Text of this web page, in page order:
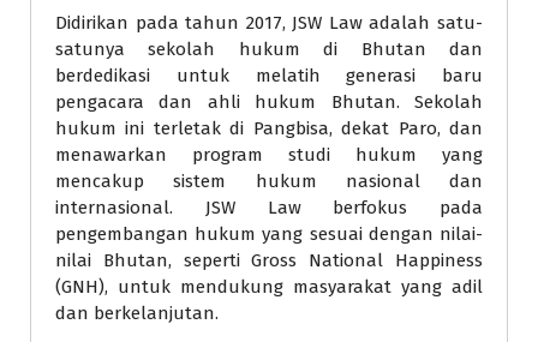
Didirikan pada tahun 2017, JSW Law adalah satu-
satunya sekolah hukum di Bhutan dan
berdedikasi untuk melatih generasi baru
pengacara dan ahli hukum Bhutan. Sekolah
hukum ini terletak di Pangbisa, dekat Paro, dan
menawarkan program studi hukum yang
mencakup sistem hukum nasional dan
internasional. JSW Law berfokus pada
pengembangan hukum yang sesuai dengan nilai-
nilai Bhutan, seperti Gross National Happiness
(GNH), untuk mendukung masyarakat yang adil
dan berkelanjutan.